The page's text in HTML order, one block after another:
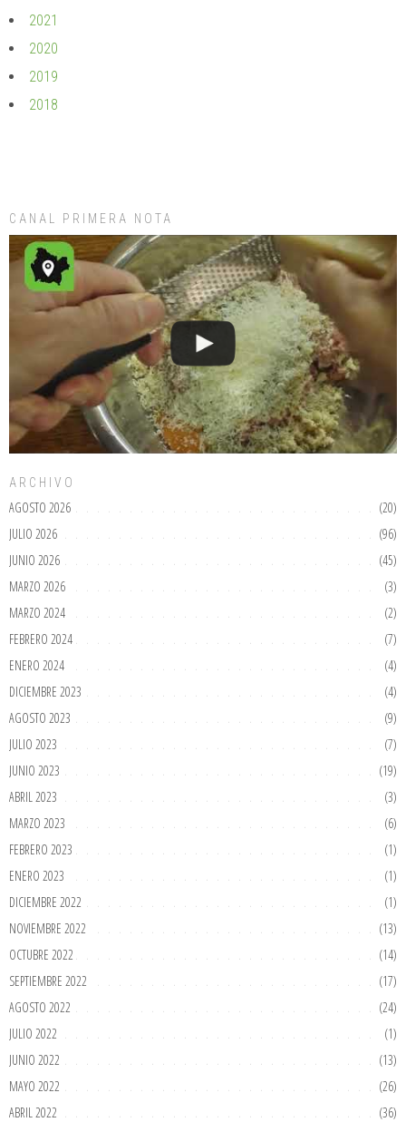
2021
2020
2019
2018
CANAL PRIMERA NOTA
ARCHIVO
AGOSTO 2026
(20)
JULIO 2026
(96)
JUNIO 2026
(45)
MARZO 2026
(3)
MARZO 2024
(2)
FEBRERO 2024
(7)
ENERO 2024
(4)
DICIEMBRE 2023
(4)
AGOSTO 2023
(9)
JULIO 2023
(7)
JUNIO 2023
(19)
ABRIL 2023
(3)
MARZO 2023
(6)
FEBRERO 2023
(1)
ENERO 2023
(1)
DICIEMBRE 2022
(1)
NOVIEMBRE 2022
(13)
OCTUBRE 2022
(14)
SEPTIEMBRE 2022
(17)
AGOSTO 2022
(24)
JULIO 2022
(1)
JUNIO 2022
(13)
MAYO 2022
(26)
ABRIL 2022
(36)